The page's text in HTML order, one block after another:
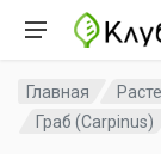
Главная
Граб (Carpinus)